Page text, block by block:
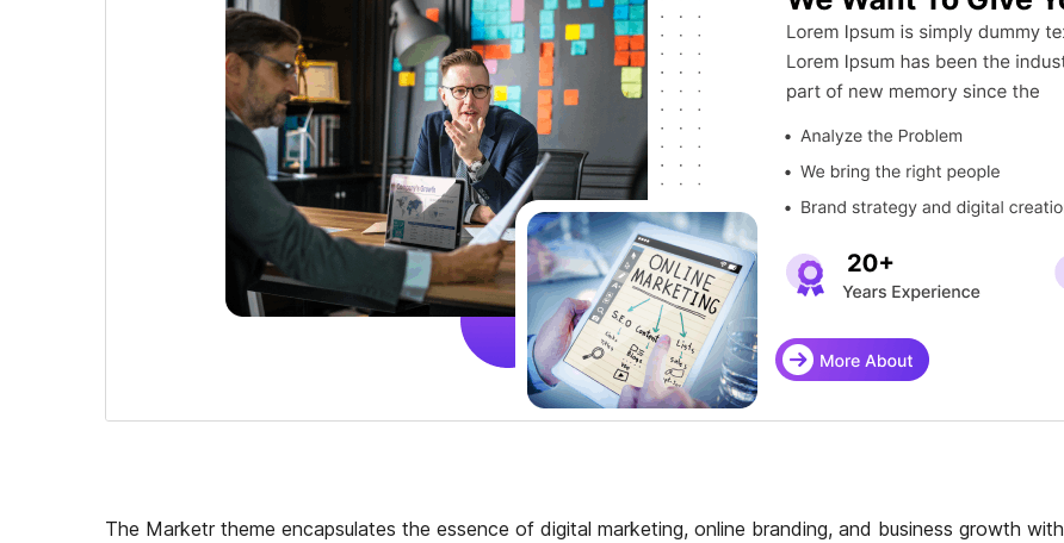
The Marketr theme encapsulates the essence of digital marketing, online branding, and business growth with